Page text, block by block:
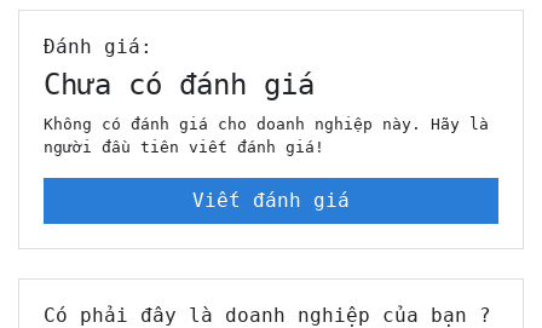
Đánh giá:
Chưa có đánh giá
Không có đánh giá cho doanh nghiệp này. Hãy là
người đầu tiên viết đánh giá!
Viết đánh giá
Có phải đây là doanh nghiệp của bạn ?